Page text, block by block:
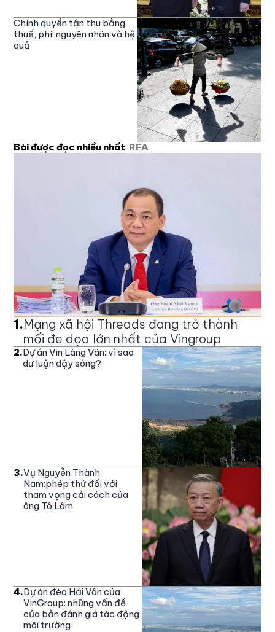
Chính quyền tận thu bằng
thuế, phí: nguyên nhân và hệ
quả
Bài được đọc nhiều nhất RFA
1.Mạng xã hội Threads đang trở thành
mối đe dọa lớn nhất của Vingroup
2.Dự án Vin Làng Vân: vì sao
dư luận dậy sóng?
3.Vụ Nguyễn Thành
Nam:phép thử đối với
tham vọng cải cách của
ông Tô Lâm
4.Dự án đèo Hải Vân của
VinGroup: những vấn đề
của bản đánh giá tác động
môi trường